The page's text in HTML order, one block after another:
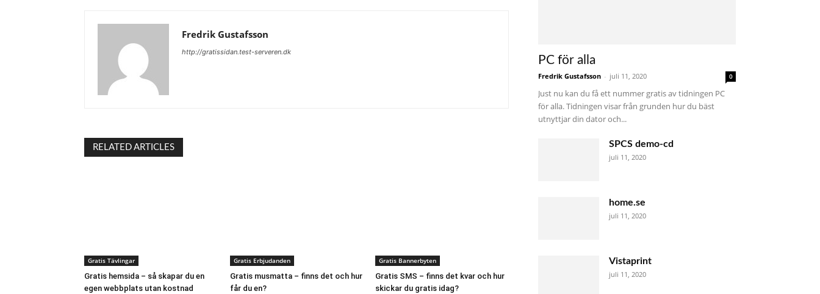
Fredrik Gustafsson
http://gratissidan.test-serveren.dk
RELATED ARTICLES
Gratis Tävlingar
Gratis hemsida – så skapar du en
egen webbplats utan kostnad
Gratis Erbjudanden
Gratis musmatta – finns det och hur
får du en?
Gratis Bannerbyten
Gratis SMS – finns det kvar och hur
skickar du gratis idag?
PC för alla
Fredrik Gustafsson - juli 11, 2020 0
Just nu kan du få ett nummer gratis av tidningen PC
för alla. Tidningen visar från grunden hur du bäst
utnyttjar din dator och...
SPCS demo-cd
juli 11, 2020
home.se
juli 11, 2020
Vistaprint
juli 11, 2020